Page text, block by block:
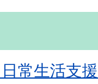
常生活支